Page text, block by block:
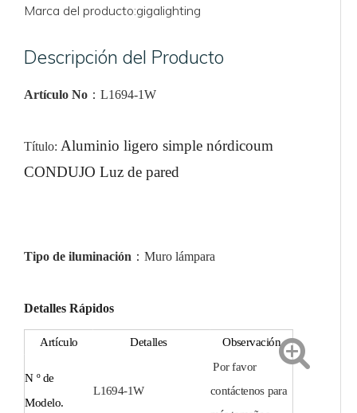
Marca del producto:gigalighting
Descripción del Producto
Artículo No ： L1694-1W
Título: Aluminio ligero simple nórdicoum
CONDUJO Luz de pared
Tipo de iluminación ： Muro lámpara
Detalles Rápidos
Artículo Detalles Observación
N º de
Modelo.
L1694-1W
Por favor
contáctenos para